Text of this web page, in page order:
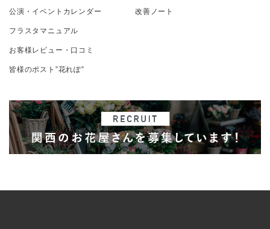
公演・イベントカレンダー
フラスタマニュアル
お客様レビュー・口コミ
皆様のポスト”花れぽ”
改善ノート